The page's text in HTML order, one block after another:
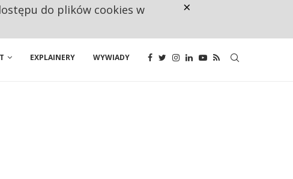
EXPLAINERY WYWIADY
do plików cookies w
×